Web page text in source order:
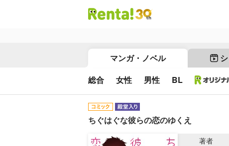
マンガ・ノベル
総合 女性 男性 BL
ちぐはぐな彼らの恋のゆくえ
著者